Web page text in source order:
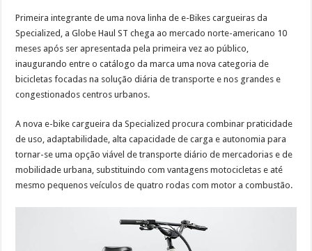
Primeira integrante de uma nova linha de e-Bikes cargueiras da
Specialized, a Globe Haul ST chega ao mercado norte-americano 10
meses após ser apresentada pela primeira vez ao público,
inaugurando entre o catálogo da marca uma nova categoria de
bicicletas focadas na solução diária de transporte e nos grandes e
congestionados centros urbanos.
A nova e-bike cargueira da Specialized procura combinar praticidade
de uso, adaptabilidade, alta capacidade de carga e autonomia para
tornar-se uma opção viável de transporte diário de mercadorias e de
mobilidade urbana, substituindo com vantagens motocicletas e até
mesmo pequenos veículos de quatro rodas com motor a combustão.